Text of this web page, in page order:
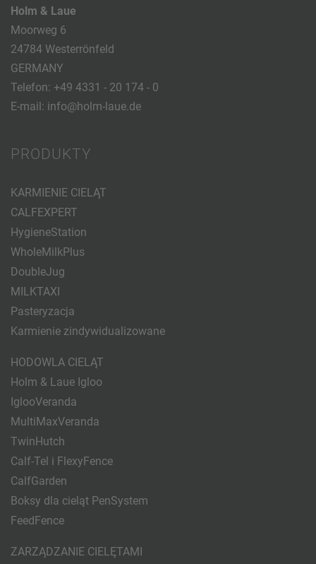
Holm & Laue
Moorweg 6
24784 Westerrönfeld
GERMANY
Telefon: +49 4331 - 20 174 - 0
E-mail: info@holm-laue.de
PRODUKTY
KARMIENIE CIELĄT
CALFEXPERT
HygieneStation
WholeMilkPlus
DoubleJug
MILKTAXI
Pasteryzacja
Karmienie zindywidualizowane
HODOWLA CIELĄT
Holm & Laue Igloo
IglooVeranda
MultiMaxVeranda
TwinHutch
Calf-Tel i FlexyFence
CalfGarden
Boksy dla cieląt PenSystem
FeedFence
ZARZĄDZANIE CIELĘTAMI